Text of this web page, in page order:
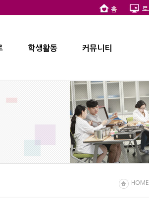
학생활동 커뮤니티
HOME